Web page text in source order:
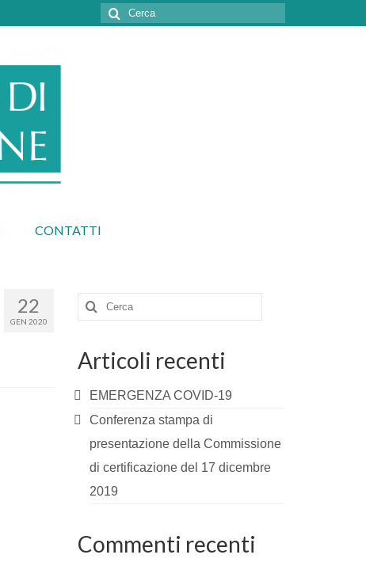
Cerca:
CONTATTI
22
GEN 2020
Cerca:
Articoli recenti
EMERGENZA COVID-19
Conferenza stampa di
presentazione della Commissione
di certificazione del 17 dicembre
2019
Commenti recenti